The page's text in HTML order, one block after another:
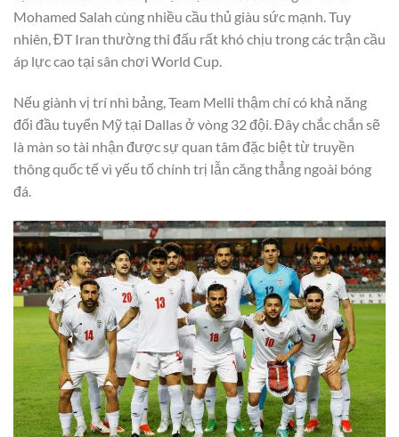
Mohamed Salah cùng nhiều cầu thủ giàu sức mạnh. Tuy
nhiên, ĐT Iran thường thi đấu rất khó chịu trong các trận cầu
áp lực cao tại sân chơi World Cup.
Nếu giành vị trí nhì bảng, Team Melli thậm chí có khả năng
đối đầu tuyển Mỹ tại Dallas ở vòng 32 đội. Đây chắc chắn sẽ
là màn so tài nhận được sự quan tâm đặc biệt từ truyền
thông quốc tế vì yếu tố chính trị lẫn căng thẳng ngoài bóng
đá.